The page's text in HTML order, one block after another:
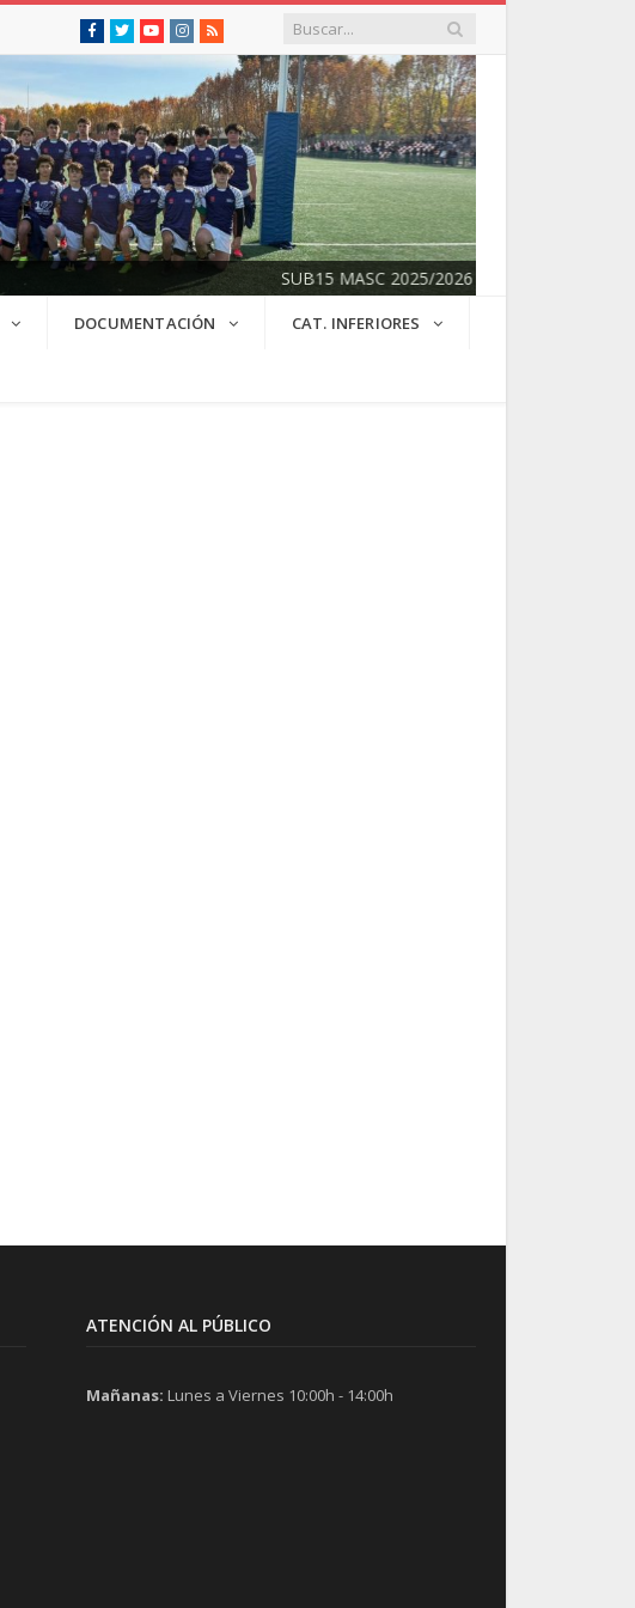
Facebook
Twitter YoutubeInstagram
RSS
SUB15 MASC 2025/2026
DOCUMENTACIÓN CAT. INFERIORES
ATENCIÓN AL PÚBLICO
Mañanas: Lunes a Viernes 10:00h - 14:00h